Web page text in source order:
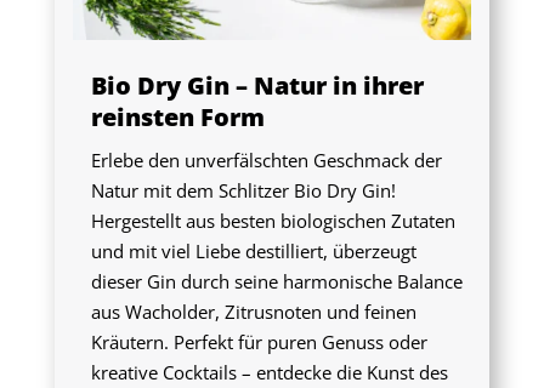
Bio Dry Gin – Natur in ihrer
reinsten Form
Erlebe den unverfälschten Geschmack der
Natur mit dem Schlitzer Bio Dry Gin!
Hergestellt aus besten biologischen Zutaten
und mit viel Liebe destilliert, überzeugt
dieser Gin durch seine harmonische Balance
aus Wacholder, Zitrusnoten und feinen
Kräutern. Perfekt für puren Genuss oder
kreative Cocktails – entdecke die Kunst des